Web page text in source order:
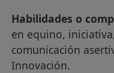
Habilidades o
en equino,
comunicación
Innovación.